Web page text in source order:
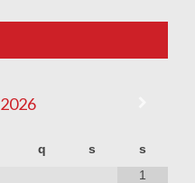
2026
q s
s
1